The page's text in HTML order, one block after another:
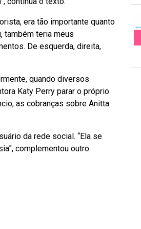
era tão importante quanto
também teria meus
De esquerda, direita,
quando diversos
Katy Perry parar o próprio
as cobranças sobre Anitta
da rede social. “Ela se
complementou outro.